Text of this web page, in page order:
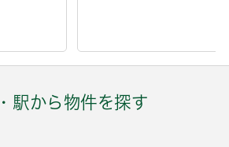
駅から物件を探す